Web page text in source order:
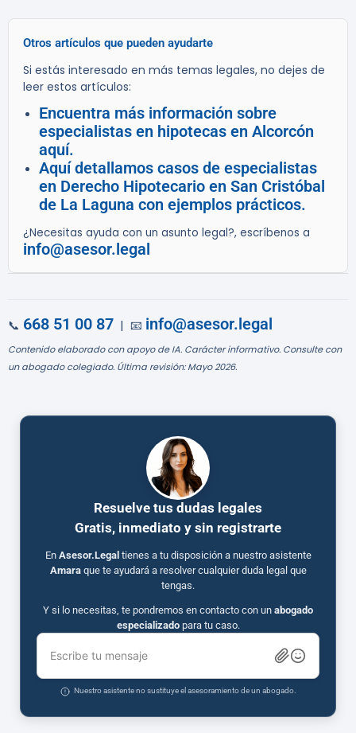
Otros artículos que pueden ayudarte
Si estás interesado en más temas legales, no dejes de
leer estos artículos:
Encuentra más información sobre
especialistas en hipotecas en Alcorcón
aquí.
Aquí detallamos casos de especialistas
en Derecho Hipotecario en San Cristóbal
de La Laguna con ejemplos prácticos.
¿Necesitas ayuda con un asunto legal?, escríbenos a
info@asesor.legal
📞 668 51 00 87 | 📧 info@asesor.legal
Contenido elaborado con apoyo de IA. Carácter informativo. Consulte con
un abogado colegiado. Última revisión: Mayo 2026.
Resuelve tus dudas legales
Gratis, inmediato y sin registrarte
En Asesor.Legal tienes a tu disposición a nuestro asistente
Amaraque te ayudará a resolver cualquier duda legal que
tengas.
Y si lo necesitas, te pondremos en contacto con un abogado
especializadopara tu caso.
Escribe tu mensaje
Nuestro asistente no sustituye el asesoramiento de un abogado.